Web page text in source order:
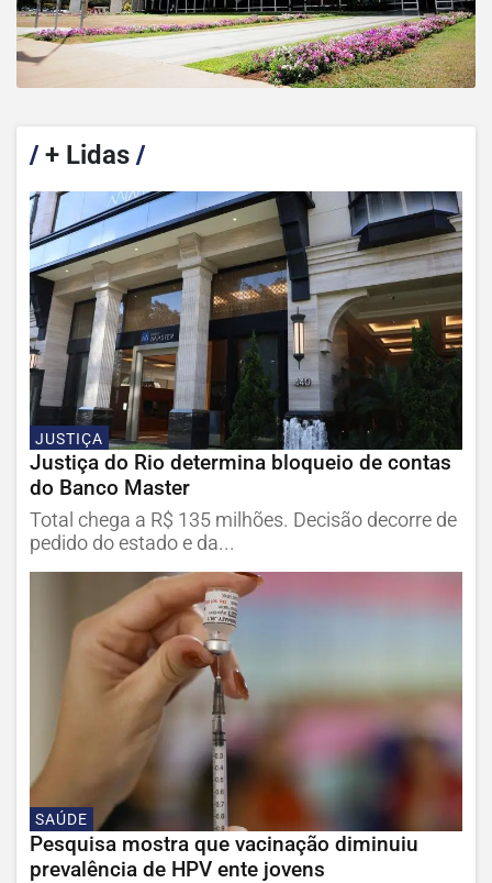
/+ Lidas /
JUSTIÇA
Justiça do Rio determina bloqueio de contas
do Banco Master
Total chega a R$ 135 milhões. Decisão decorre de
pedido do estado e da...
SAÚDE
Pesquisa mostra que vacinação diminuiu
prevalência de HPV ente jovens